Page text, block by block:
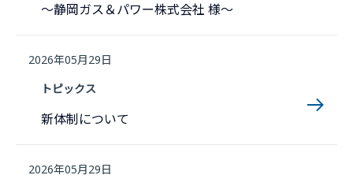
～静岡ガス＆パワー株式会社 様～
2026年05月29日
トピックス
新体制について
2026年05月29日